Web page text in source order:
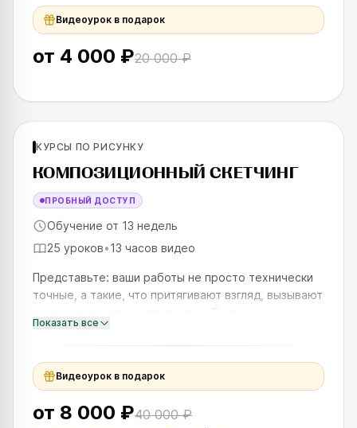
Видеоурок в подарок
от 4 000 ₽20 000 ₽
SKILLS UP
КУРСЫ ПО РИСУНКУ
КОМПОЗИЦИОННЫЙ СКЕТЧИНГ
ПРОБНЫЙ ДОСТУП
Обучение от 13 недель
25 уроков•13 часов видео
Представьте: ваши работы не просто технически
точные, а такие, что притягивают взгляд, вызывают
эмоции и ясно передают идею. Больше никаких
сомнений, как собрать всё в единое целое — вы
Показать все
Видеоурок в подарок
от 8 000 ₽40 000 ₽